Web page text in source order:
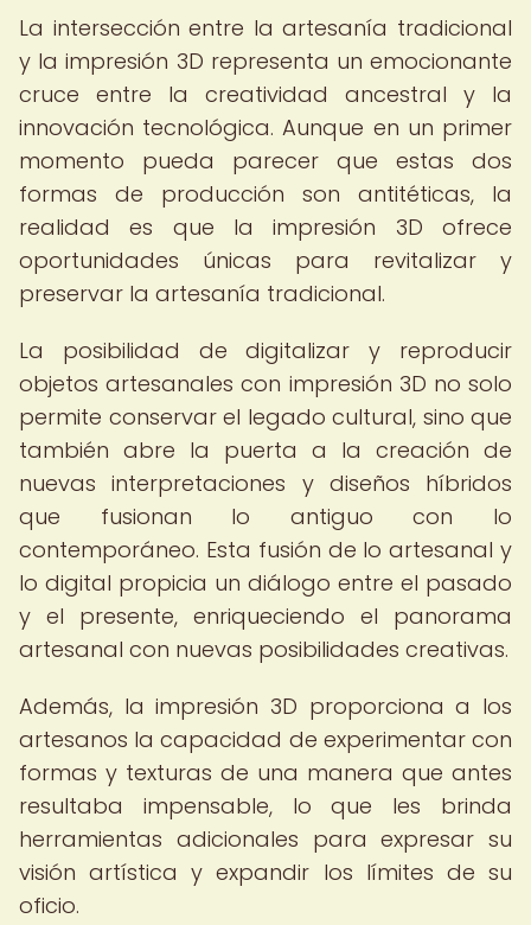
La intersección entre la artesanía tradicional
y la impresión 3D representa un emocionante
cruce entre la creatividad ancestral y la
innovación tecnológica. Aunque en un primer
momento pueda parecer que estas dos
formas de producción son antitéticas, la
realidad es que la impresión 3D ofrece
oportunidades únicas para revitalizar y
preservar la artesanía tradicional.
La posibilidad de digitalizar y reproducir
objetos artesanales con impresión 3D no solo
permite conservar el legado cultural, sino que
también abre la puerta a la creación de
nuevas interpretaciones y diseños híbridos
que fusionan lo antiguo con lo
contemporáneo. Esta fusión de lo artesanal y
lo digital propicia un diálogo entre el pasado
y el presente, enriqueciendo el panorama
artesanal con nuevas posibilidades creativas.
Además, la impresión 3D proporciona a los
artesanos la capacidad de experimentar con
formas y texturas de una manera que antes
resultaba impensable, lo que les brinda
herramientas adicionales para expresar su
visión artística y expandir los límites de su
oficio.